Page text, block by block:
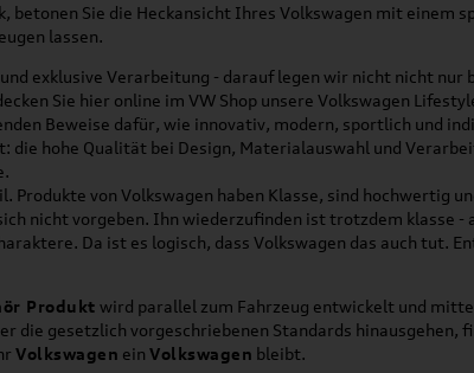
betonen Sie die Heckansicht Ihres Volkswagen mit einem
lassen.
exklusive Verarbeitung - darauf legen wir nicht nicht nur
Sie hier online im VW Shop unsere Volkswagen
Beweise dafür, wie innovativ, modern, sportlich und
die hohe Qualität bei Design, Materialauswahl und
Produkte von Volkswagen haben Klasse, sind
nicht vorgeben. Ihn wiederzufinden ist trotzdem klasse
Da ist es logisch, dass Volkswagen das auch tut.
Produkt wird parallel zum Fahrzeug entwickelt und
die gesetzlich vorgeschriebenen Standards hinausgehen,
Volkswagen ein Volkswagen bleibt.